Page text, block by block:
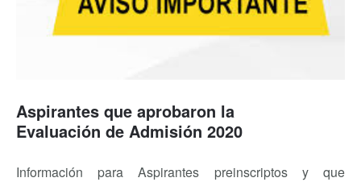
Aspirantes que aprobaron la
Evaluación de Admisión 2020
Información para Aspirantes preinscriptos y que